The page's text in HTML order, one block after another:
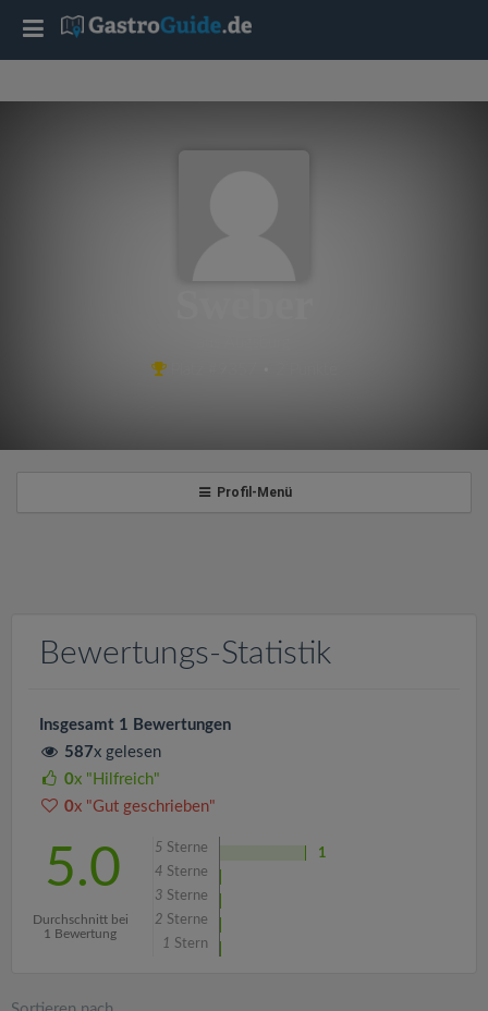
Platz #9357 • 2 Punkte
Profil-Menü
Bewertungs-Statistik
Insgesamt 1 Bewertungen
587x gelesen
0x "Hilfreich"
0x "Gut geschrieben"
5.0
Durchschnitt bei
1 Bewertung
5 Sterne
1
4 Sterne
3 Sterne
2 Sterne
1 Stern
T
a
t
i